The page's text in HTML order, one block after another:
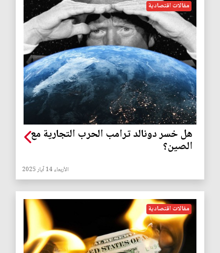
مقالات اقتصادية
هل خسر دونالد ترامب الحرب التجارية مع
الصين؟
الأربعاء 14 آيار 2025
مقالات اقتصادية